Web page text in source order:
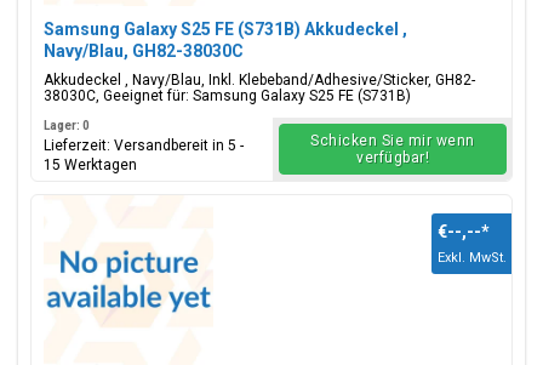
Samsung Galaxy S25 FE (S731B) Akkudeckel ,
Navy/Blau, GH82-38030C
Akkudeckel , Navy/Blau, Inkl. Klebeband/Adhesive/Sticker, GH82-
38030C, Geeignet für: Samsung Galaxy S25 FE (S731B)
Lager: 0
Lieferzeit: Versandbereit in 5 -
15 Werktagen
Schicken Sie mir wenn
verfügbar!
€--,--*
Exkl. MwSt.